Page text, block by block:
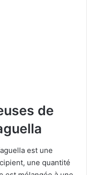
de
est une
une quantité